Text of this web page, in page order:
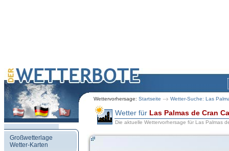
Wettervorhersage: Startseite Wetter-Suche: Las
Großwetterlage
Wetter-Karten
Wetter für Las Palmas de Cran
Die aktuelle Wettervorhersage für Las Palmas